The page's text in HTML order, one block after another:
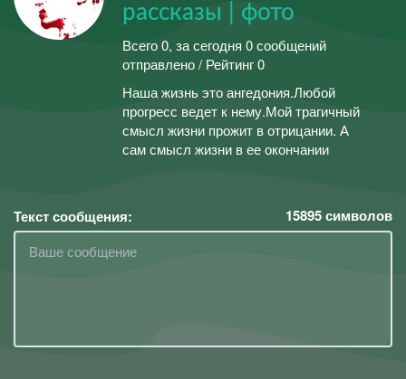
рассказы | фото
Всего 0, за сегодня 0 сообщений
отправлено / Рейтинг 0
Наша жизнь это ангедония.Любой
прогресс ведет к нему.Мой трагичный
смысл жизни прожит в отрицании. А
сам смысл жизни в ее окончании
Текст сообщения: 15895символов